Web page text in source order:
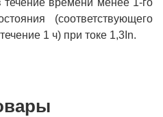
времени менее 1-го
(соответствующего
1 ч) при токе 1,3In.